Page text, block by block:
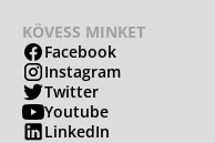
KÖVESS MINKET
Facebook
Instagram
Twitter
Youtube
LinkedIn